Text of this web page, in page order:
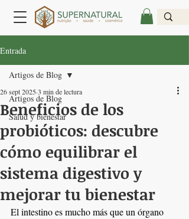
Entrada
Artigos de Blog
Salud y bienestar
Artigos de Blog
Beneficios de los
probióticos: descubre
cómo equilibrar el
sistema digestivo y
mejorar tu bienestar
26 sept 20253 min de lectura
El intestino es mucho más que un órgano